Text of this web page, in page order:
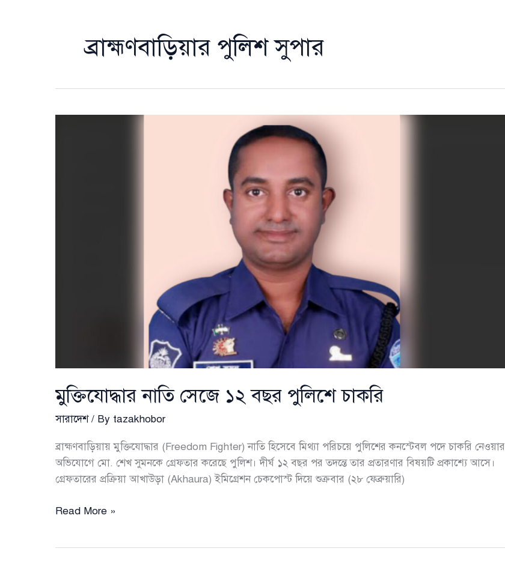
ব্রাহ্মণবাড়িয়ার পুলিশ সুপার
মুক্তিযোদ্ধার নাতি সেজে ১২ বছর পুলিশে চাকরি
সারাদেশ/ By tazakhobor
ব্রাহ্মণবাড়িয়ায় মুক্তিযোদ্ধার (Freedom Fighter) নাতি হিসেবে মিথ্যা পরিচয়ে পুলিশের কনস্টেবল পদে চাকরি নেওয়ার
অভিযোগে মো. শেখ সুমনকে গ্রেফতার করেছে পুলিশ। দীর্ঘ ১২ বছর পর তদন্তে তার প্রতারণার বিষয়টি প্রকাশ্যে আসে।
গ্রেফতারের প্রক্রিয়া আখাউড়া (Akhaura) ইমিগ্রেশন চেকপোস্ট দিয়ে শুক্রবার (২৮ ফেব্রুয়ারি)
মুক্তিযোদ্ধার
Read More »